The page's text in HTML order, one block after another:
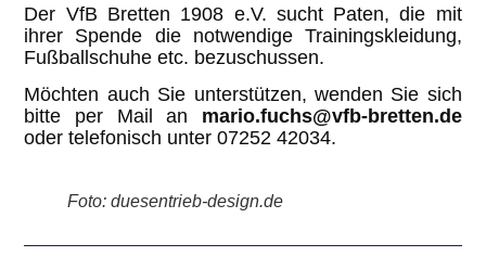
Der VfB Bretten 1908 e.V. sucht Paten, die mit
ihrer Spende die notwendige Trainingskleidung,
Fußballschuhe etc. bezuschussen.
Möchten auch Sie unterstützen, wenden Sie sich
bitte per Mail an mario.fuchs@vfb-bretten.de
oder telefonisch unter 07252 42034.
Foto: duesentrieb-design.de